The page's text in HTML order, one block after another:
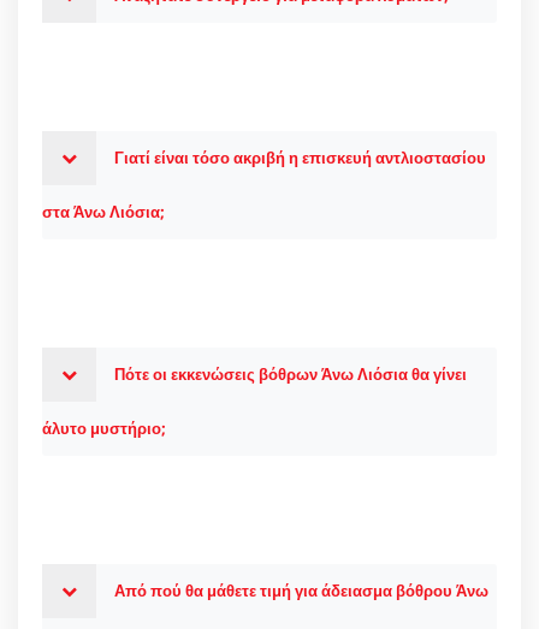
Γιατί είναι τόσο ακριβή η επισκευή αντλιοστασίου
στα Άνω Λιόσια;
Πότε οι εκκενώσεις βόθρων Άνω Λιόσια θα γίνει
άλυτο μυστήριο;
Από πού θα μάθετε τιμή για άδειασμα βόθρου Άνω